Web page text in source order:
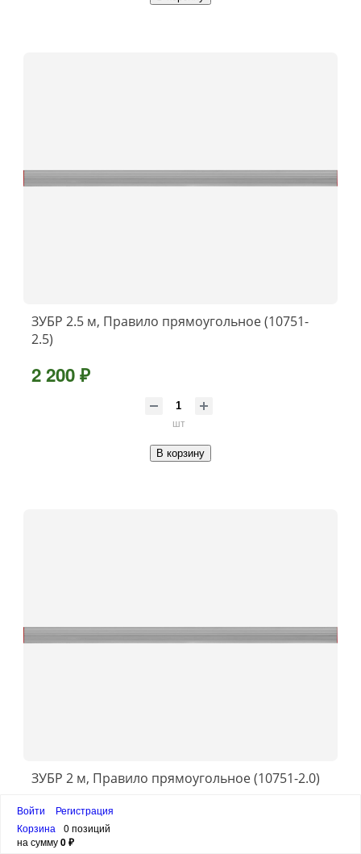
ЗУБР 2.5 м, Правило прямоугольное (10751-
2.5)
2 200 ₽
шт
В корзину
ЗУБР 2 м, Правило прямоугольное (10751-2.0)
1 790 ₽
Войти
Регистрация
Корзина
0 позиций
на сумму0 ₽